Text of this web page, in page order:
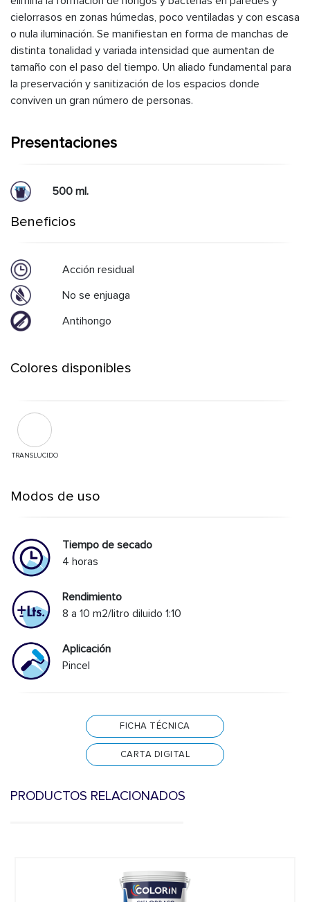
cielorrasos en zonas húmedas, poco ventiladas y con escasa
o nula iluminación. Se manifiestan en forma de manchas de
distinta tonalidad y variada intensidad que aumentan de
tamaño con el paso del tiempo. Un aliado fundamental para
la preservación y sanitización de los espacios donde
conviven un gran número de personas.
Presentaciones
500 ml.
Beneficios
Acción residual
No se enjuaga
Antihongo
Colores disponibles
TRANSLUCIDO
Modos de uso
Tiempo de secado
4 horas
Rendimiento
8 a 10 m2/litro diluido 1:10
Aplicación
Pincel
FICHA TÉCNICA
CARTA DIGITAL
PRODUCTOS RELACIONADOS